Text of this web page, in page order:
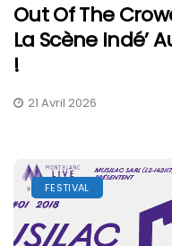
Out Of The
La Scène Indé’
!
21 Avril 2026
FESTIVAL